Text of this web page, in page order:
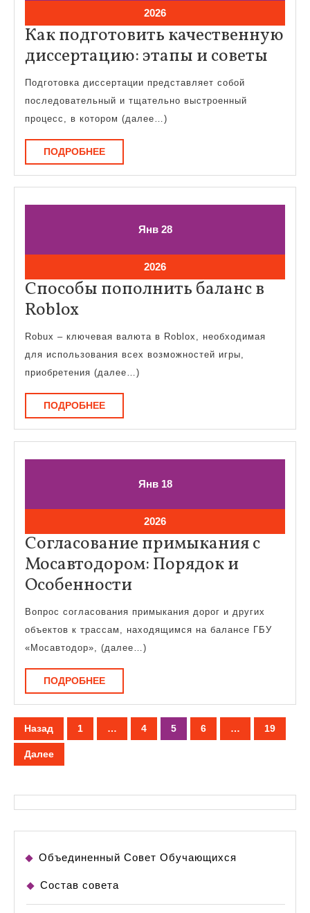
202602.02.2026
Как подготовить качественную
диссертацию: этапы и советы
Подготовка диссертации представляет собой
последовательный и тщательно выстроенный
процесс, в котором (далее…)
ПОДРОБНЕЕПОДРОБНЕЕ
Янв28.01.2026
2828.01.2026
202628.01.2026
Способы пополнить баланс в
RobloxСпособы
пополнить
баланс
в
Roblox
Robux – ключевая валюта в Roblox, необходимая
для использования всех возможностей игры,
приобретения (далее…)
ПОДРОБНЕЕПОДРОБНЕЕ
Янв18.01.2026
1818.01.2026
202618.01.2026
Согласование примыкания с
Мосавтодором: Порядок и
Особенности
примыкания
с
Мосавтодором:
Особенности
Вопрос согласования примыкания дорог и других
объектов к трассам, находящимся на балансе ГБУ
«Мосавтодор», (далее…)
ПОДРОБНЕЕПОДРОБНЕЕ
Навигация
по
записям
Назад 1 … 4 5 6 … 19
Далее
Объединенный Совет Обучающихся
Состав совета